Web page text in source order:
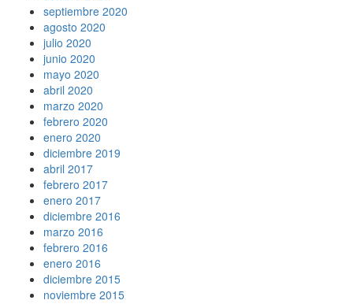
septiembre 2020
agosto 2020
julio 2020
junio 2020
mayo 2020
abril 2020
marzo 2020
febrero 2020
enero 2020
diciembre 2019
abril 2017
febrero 2017
enero 2017
diciembre 2016
marzo 2016
febrero 2016
enero 2016
diciembre 2015
noviembre 2015